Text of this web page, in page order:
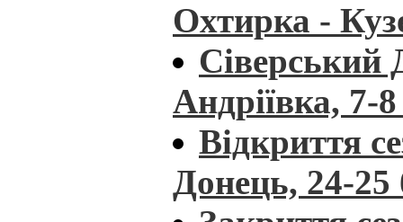
Охтирка -
Андріївка, 7-
Відкриття
Донець, 24-25